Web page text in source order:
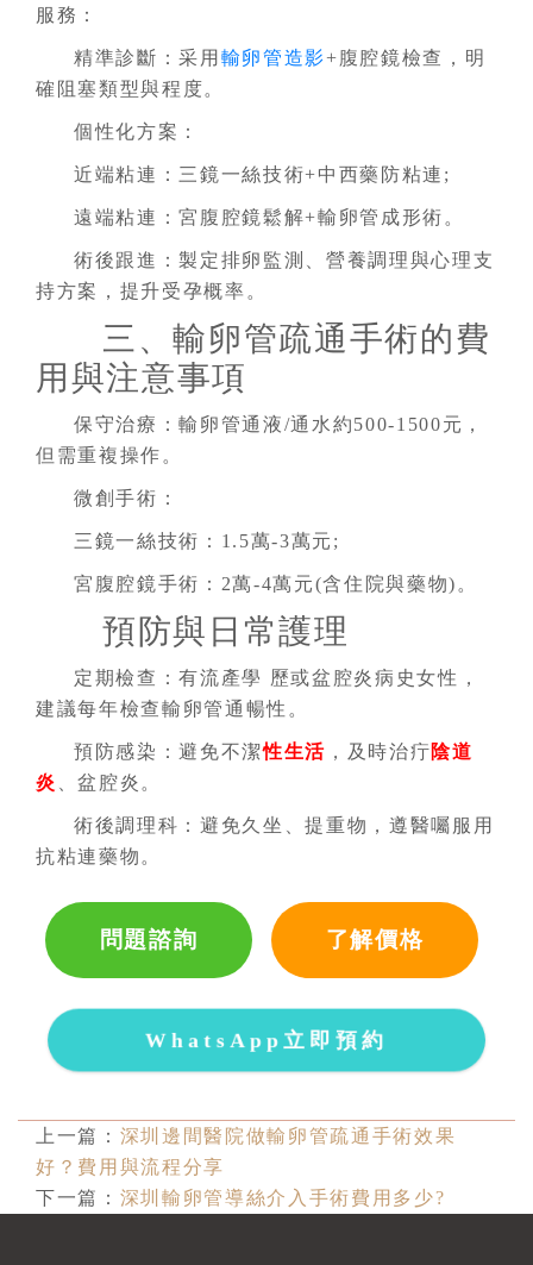
服務：
精準診斷：采用 輸卵管造影+腹腔鏡檢查，明
確阻塞類型與程度。
個性化方案：
近端粘連：三鏡一絲技術+中西藥防粘連;
遠端粘連：宮腹腔鏡鬆解+輸卵管成形術。
術後跟進：製定排卵監測、營養調理與心理支
持方案，提升受孕概率。
三、輸卵管疏通手術的費
用與注意事項
保守治療：輸卵管通液/通水約500-1500元，
但需重複操作。
微創手術：
三鏡一絲技術：1.5萬-3萬元;
宮腹腔鏡手術：2萬-4萬元(含住院與藥物)。
預防與日常護理
定期檢查：有流產學 歷或盆腔炎病史女性，
建議每年檢查輸卵管通暢性。
預防感染：避免不潔性生活 ，及時治疔陰道
炎 、盆腔炎。
術後調理科：避免久坐、提重物，遵醫囑服用
抗粘連藥物。
問題諮詢 了解價格
WhatsApp立即預約
上一篇： 深圳邊間醫院做輸卵管疏通手術效果
好？費用與流程分享
下一篇： 深圳輸卵管導絲介入手術費用多少?